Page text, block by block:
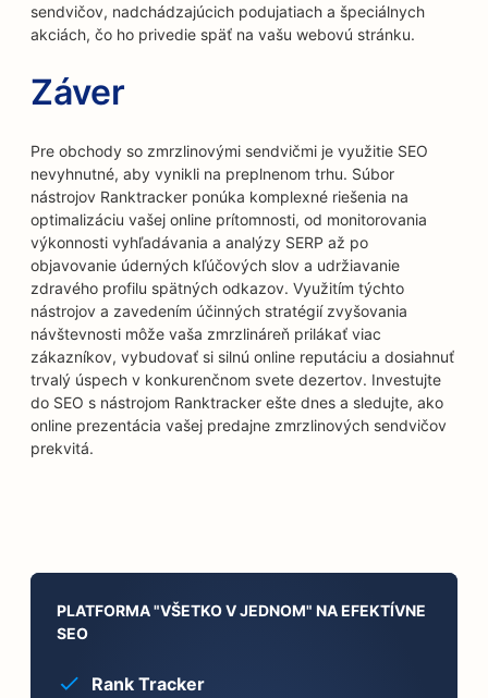
sendvičov, nadchádzajúcich podujatiach a špeciálnych
akciách, čo ho privedie späť na vašu webovú stránku.
Záver
Pre obchody so zmrzlinovými sendvičmi je využitie SEO
nevyhnutné, aby vynikli na preplnenom trhu. Súbor
nástrojov Ranktracker ponúka komplexné riešenia na
optimalizáciu vašej online prítomnosti, od monitorovania
výkonnosti vyhľadávania a analýzy SERP až po
objavovanie úderných kľúčových slov a udržiavanie
zdravého profilu spätných odkazov. Využitím týchto
nástrojov a zavedením účinných stratégií zvyšovania
návštevnosti môže vaša zmrzlináreň prilákať viac
zákazníkov, vybudovať si silnú online reputáciu a dosiahnuť
trvalý úspech v konkurenčnom svete dezertov. Investujte
do SEO s nástrojom Ranktracker ešte dnes a sledujte, ako
online prezentácia vašej predajne zmrzlinových sendvičov
prekvitá.
PLATFORMA "VŠETKO V JEDNOM" NA EFEKTÍVNE
SEO
Rank Tracker